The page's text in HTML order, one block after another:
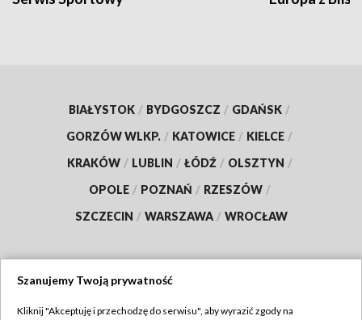
BIAŁYSTOK / BYDGOSZCZ / GDAŃSK /
GORZÓW WLKP. / KATOWICE / KIELCE /
KRAKÓW / LUBLIN / ŁÓDŹ / OLSZTYN /
OPOLE / POZNAŃ / RZESZÓW /
SZCZECIN / WARSZAWA / WROCŁAW
Szanujemy Twoją prywatność
Kliknij "Akceptuję i przechodzę do serwisu", aby wyrazić zgody na